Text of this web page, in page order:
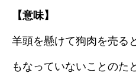
【意味】
羊頭を懸けて狗肉を売る
もなっていないことのた